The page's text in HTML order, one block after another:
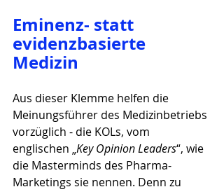
Eminenz- statt
evidenzbasierte
Medizin
Aus dieser Klemme helfen die
Meinungsführer des Medizinbetriebs
vorzüglich - die KOLs, vom
englischen „Key Opinion Leaders“, wie
die Masterminds des Pharma-
Marketings sie nennen. Denn zu